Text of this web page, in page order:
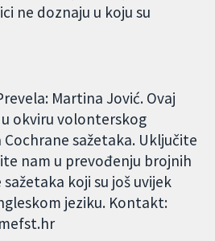
ne doznaju u koju su
Martina Jović. Ovaj
okviru volonterskog
sažetaka. Uključite
nam u prevođenju brojnih
koji su još uvijek
jeziku. Kontakt: